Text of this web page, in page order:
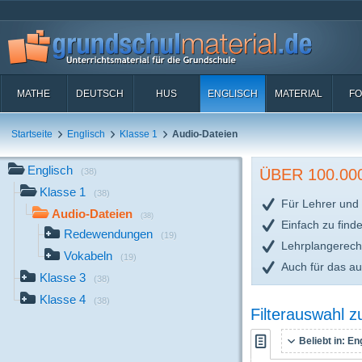
MATHE DEUTSCH HUS ENGLISCH MATERIAL
Startseite Englisch Klasse 1 Audio-Dateien
Englisch (38)
Klasse 1 (38)
Audio-Dateien (38)
Redewendungen (19)
Vokabeln (19)
Klasse 3 (38)
Klasse 4 (38)
ÜBER
Für Lehrer und
Einfach zu
Auch für das
Filterauswahl
Beliebt in: